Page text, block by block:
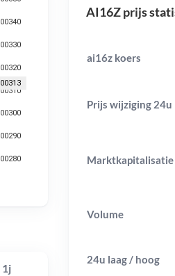
1j
AI16Z prijs
ai16z koers
Prijs wijziging 24u
Marktkapitalisatie
Volume
24u laag / hoog